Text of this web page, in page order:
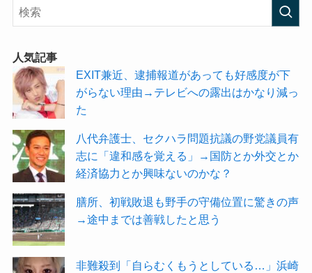
人気記事
EXIT兼近、逮捕報道があっても好感度が下
がらない理由→テレビへの露出はかなり減っ
た
八代弁護士、セクハラ問題抗議の野党議員有
志に「違和感を覚える」→国防とか外交とか
経済協力とか興味ないのかな？
膳所、初戦敗退も野手の守備位置に驚きの声
→途中までは善戦したと思う
非難殺到「自らむくもうとしている…」浜崎